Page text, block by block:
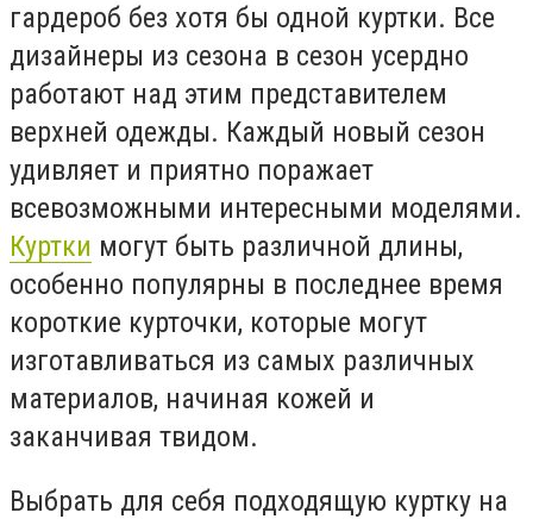
гардероб без хотя бы одной куртки. Все
дизайнеры из сезона в сезон усердно
работают над этим представителем
верхней одежды. Каждый новый сезон
удивляет и приятно поражает
всевозможными интересными моделями.
Куртки могут быть различной длины,
особенно популярны в последнее время
короткие курточки, которые могут
изготавливаться из самых различных
материалов, начиная кожей и
заканчивая твидом.
Выбрать для себя подходящую куртку на